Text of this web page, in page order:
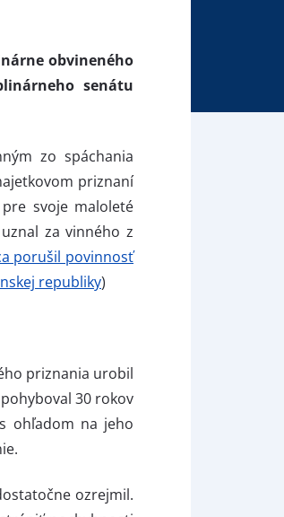
obvineného
senátu
zo spáchania
priznaní
svoje maloleté
za vinného z
porušil povinnosť
republiky)
priznania urobil
30 rokov
ohľadom na jeho
ozrejmil.